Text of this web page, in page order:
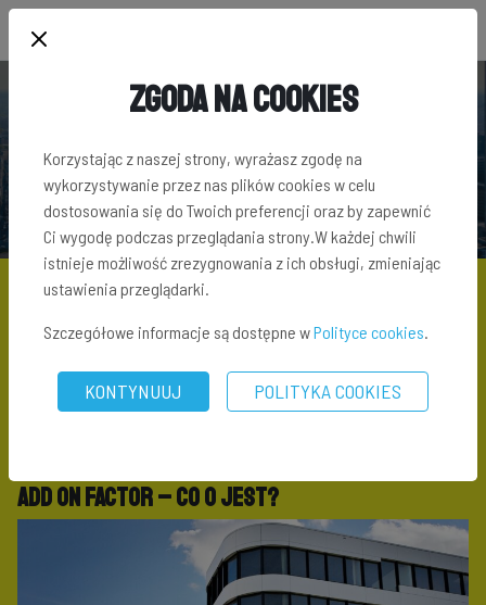
SŁOWNIK TERMINÓW INWESTYCYJNYCH
SŁOWNIK TERMINÓW INWESTYCYJNYCH\ ADD ON FACTOR
Add on factor
Add on factor – co o jest?
Zgoda na Cookies
Korzystając z naszej strony, wyrażasz zgodę na
wykorzystywanie przez nas plików cookies w celu
dostosowania się do Twoich preferencji oraz by zapewnić
Ci wygodę podczas przeglądania strony.W każdej chwili
istnieje możliwość zrezygnowania z ich obsługi, zmieniając
ustawienia przeglądarki.
Szczegółowe informacje są dostępne wPolityce cookies.
KONTYNUUJ POLITYKA COOKIES